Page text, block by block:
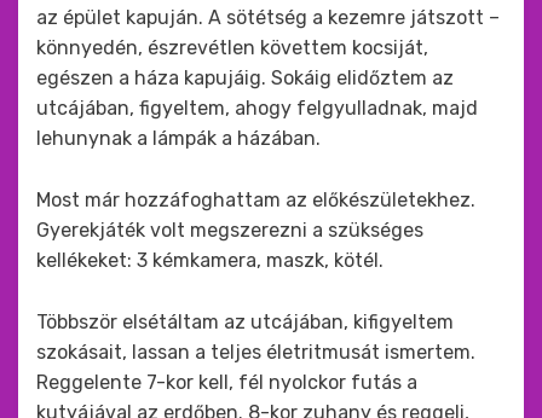
az épület kapuján. A sötétség a kezemre játszott –
könnyedén, észrevétlen követtem kocsiját,
egészen a háza kapujáig. Sokáig elidőztem az
utcájában, figyeltem, ahogy felgyulladnak, majd
lehunynak a lámpák a házában.
Most már hozzáfoghattam az előkészületekhez.
Gyerekjáték volt megszerezni a szükséges
kellékeket: 3 kémkamera, maszk, kötél.
Többször elsétáltam az utcájában, kifigyeltem
szokásait, lassan a teljes életritmusát ismertem.
Reggelente 7-kor kell, fél nyolckor futás a
kutyájával az erdőben. 8-kor zuhany és reggeli,